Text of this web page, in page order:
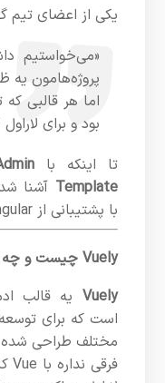
یکی از اعضای تیم
«می‌خواستیم
پروژه‌هامون یه
بود و برای
تا اینکه با
Template آشنا
با پشتیبانی از Vue، Laravel، Angular و Express.
Vuely چیست و چه کاری انجام می‌دهد؟
Vuely یه قالب
است که برای
مختلف طراحی